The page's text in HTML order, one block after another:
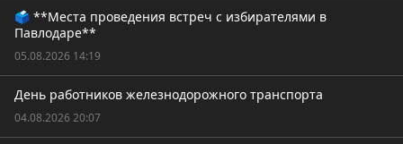
🗳️ **Места проведения встреч с избирателями в
Павлодаре**
05.08.2026 14:19
День работников железнодорожного транспорта
04.08.2026 20:07